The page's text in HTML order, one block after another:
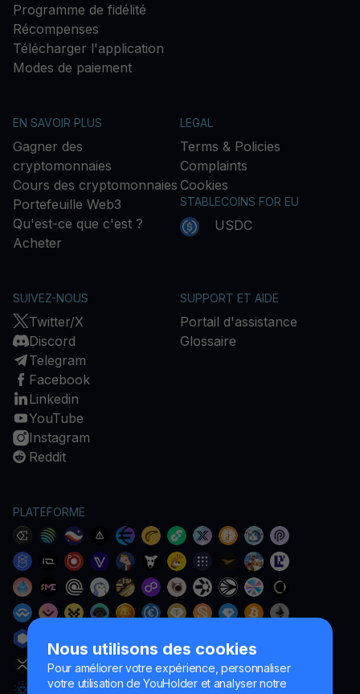
Nous utilisons des cookies
Pour améliorer votre expérience, personnaliser
votre utilisation de YouHolder et analyser notre
Programme de fidélité
Récompenses
Télécharger l'application
Modes de paiement
EN SAVOIR PLUS
Gagner des
cryptomonnaies
Cours des cryptomonnaies
Portefeuille Web3
Qu'est-ce que c'est ?
Acheter
LEGAL
Terms & Policies
Complaints
Cookies
STABLECOINS FOR EU
USDC
SUIVEZ-NOUS
Twitter/X
Discord
Telegram
Facebook
Linkedin
YouTube
Instagram
Reddit
SUPPORT ET AIDE
Portail d'assistance
Glossaire
PLATEFORME